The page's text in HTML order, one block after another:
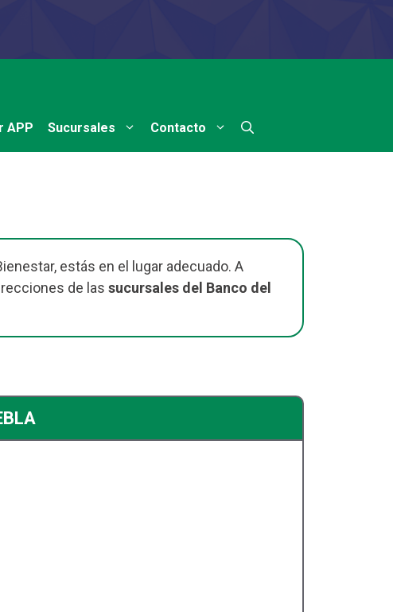
APP Sucursales Contacto
estás en el lugar adecuado. A
de las sucursales del Banco del